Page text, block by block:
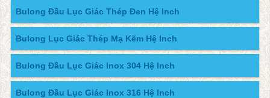
Bulong Đầu Lục Giác Thép Đen Hệ Inch
Bulong Lục Giác Thép Mạ Kẽm Hệ Inch
Bulong Đầu Lục Giác Inox 304 Hệ Inch
Bulong Đầu Lục Giác Inox 316 Hệ Inch